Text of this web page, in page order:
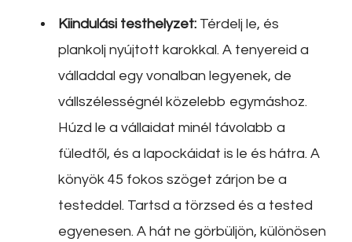
Kiindulási testhelyzet: Térdelj le, és
plankolj nyújtott karokkal. A tenyereid a
válladdal egy vonalban legyenek, de
vállszélességnél közelebb egymáshoz.
Húzd le a vállaidat minél távolabb a
füledtől, és a lapockáidat is le és hátra. A
könyök 45 fokos szöget zárjon be a
testeddel. Tartsd a törzsed és a tested
egyenesen. A hát ne görbüljön, különösen